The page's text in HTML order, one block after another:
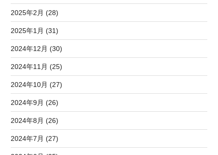
2025年2月 (28)
2025年1月 (31)
2024年12月 (30)
2024年11月 (25)
2024年10月 (27)
2024年9月 (26)
2024年8月 (26)
2024年7月 (27)